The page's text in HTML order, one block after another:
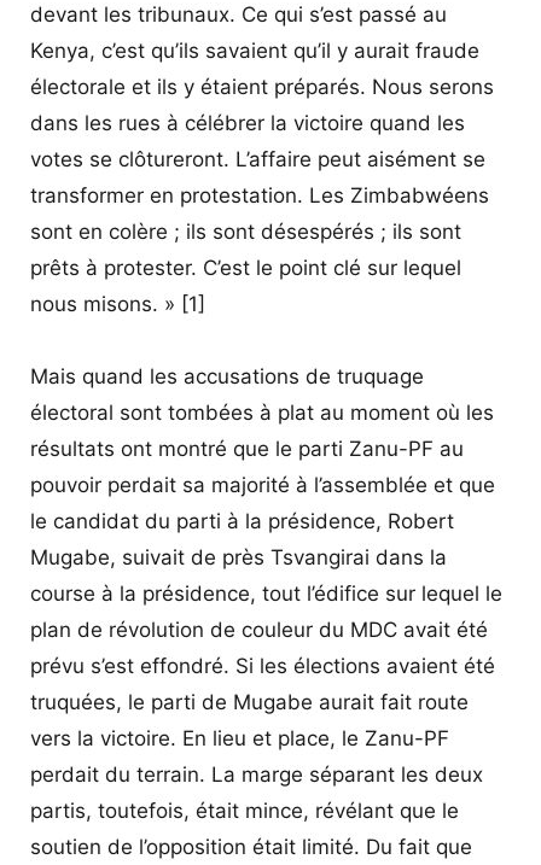
devant les tribunaux. Ce qui s’est passé au
Kenya, c’est qu’ils savaient qu’il y aurait fraude
électorale et ils y étaient préparés. Nous serons
dans les rues à célébrer la victoire quand les
votes se clôtureront. L’affaire peut aisément se
transformer en protestation. Les Zimbabwéens
sont en colère ; ils sont désespérés ; ils sont
prêts à protester. C’est le point clé sur lequel
nous misons. » [1]
Mais quand les accusations de truquage
électoral sont tombées à plat au moment où les
résultats ont montré que le parti Zanu-PF au
pouvoir perdait sa majorité à l’assemblée et que
le candidat du parti à la présidence, Robert
Mugabe, suivait de près Tsvangirai dans la
course à la présidence, tout l’édifice sur lequel le
plan de révolution de couleur du MDC avait été
prévu s’est effondré. Si les élections avaient été
truquées, le parti de Mugabe aurait fait route
vers la victoire. En lieu et place, le Zanu-PF
perdait du terrain. La marge séparant les deux
partis, toutefois, était mince, révélant que le
soutien de l’opposition était limité. Du fait que